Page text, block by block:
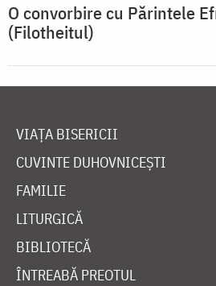
O convorbire cu Părintele
(Filotheitul)
VIAȚA BISERICII
CUVINTE DUHOVNICEȘTI
FAMILIE
LITURGICĂ
BIBLIOTECĂ
ÎNTREABĂ PREOTUL